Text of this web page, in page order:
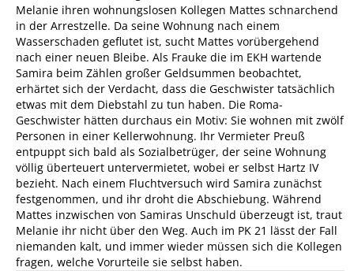
Melanie ihren wohnungslosen Kollegen Mattes schnarchend
in der Arrestzelle. Da seine Wohnung nach einem
Wasserschaden geflutet ist, sucht Mattes vorübergehend
nach einer neuen Bleibe. Als Frauke die im EKH wartende
Samira beim Zählen großer Geldsummen beobachtet,
erhärtet sich der Verdacht, dass die Geschwister tatsächlich
etwas mit dem Diebstahl zu tun haben. Die Roma-
Geschwister hätten durchaus ein Motiv: Sie wohnen mit zwölf
Personen in einer Kellerwohnung. Ihr Vermieter Preuß
entpuppt sich bald als Sozialbetrüger, der seine Wohnung
völlig überteuert untervermietet, wobei er selbst Hartz IV
bezieht. Nach einem Fluchtversuch wird Samira zunächst
festgenommen, und ihr droht die Abschiebung. Während
Mattes inzwischen von Samiras Unschuld überzeugt ist, traut
Melanie ihr nicht über den Weg. Auch im PK 21 lässt der Fall
niemanden kalt, und immer wieder müssen sich die Kollegen
fragen, welche Vorurteile sie selbst haben.